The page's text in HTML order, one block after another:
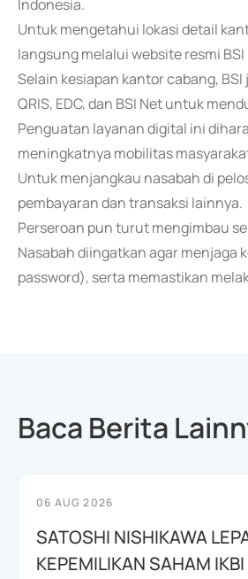
Indonesia.
Untuk mengetahui lokasi detail
langsung melalui website resmi
Selain kesiapan kantor cabang,
QRIS, EDC, dan BSI Net untuk
Penguatan layanan digital ini
meningkatnya mobilitas
Untuk menjangkau nasabah di
pembayaran dan transaksi lainnya.
Perseroan pun turut mengimbau
Nasabah diingatkan agar menjaga
password), serta memastikan
Baca Berita
06 AUG 2026
SATOSHI NISHIKAWA
KEPEMILIKAN SAHAM IKBI